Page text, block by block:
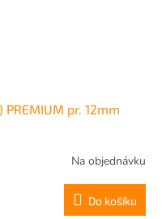
pr. 12mm
Na objednávku
Do košíku